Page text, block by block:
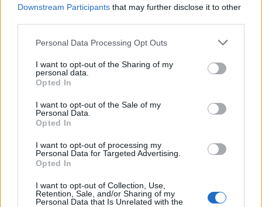
Downstream Participants that may further disclose it to other
Personal Data Processing Opt Outs
I want to opt-out of the Sharing of my
personal data.
Opted In
I want to opt-out of the Sale of my
Personal Data.
Opted In
I want to opt-out of processing my
Personal Data for Targeted Advertising.
Opted In
I want to opt-out of Collection, Use,
Retention, Sale, and/or Sharing of my
Personal Data that Is Unrelated with the
BOKREA PASSA PÅ ATT
FYNDA
I REKLAMSAMARBETE FÖR MIN BOK
Jahopp då vart det tisdag igen. Kalmar bjuder på regn,
men det gör inget för det är sol i sinne. Jag ska snart
vi uppvakta Tindra som tar studenten. Ser framemot
nästa år när det är vår tur att planera Thelmas student.